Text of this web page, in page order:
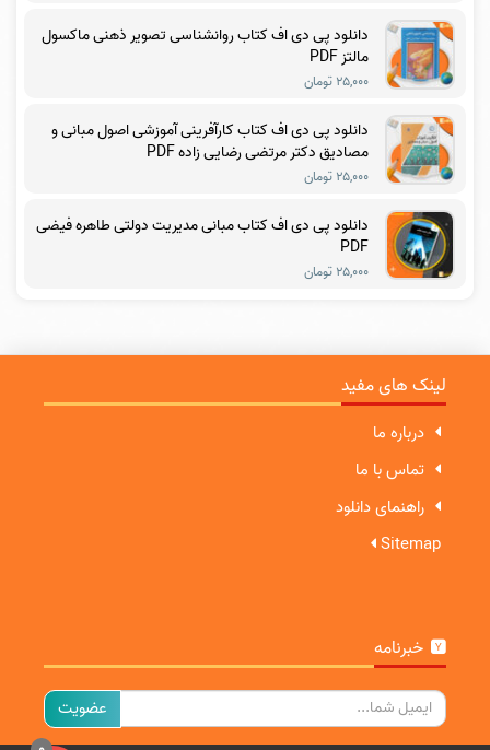
دانلود پی دی اف کتاب روانشناسی تصویر ذهنی ماکسول
مالتز PDF
۲۵,۰۰۰ تومان
دانلود پی دی اف کتاب کارآفرینی آموزشی اصول مبانی و
مصادیق دکتر مرتضی رضایی زاده PDF
۲۵,۰۰۰ تومان
دانلود پی دی اف کتاب مبانی مدیریت دولتی طاهره فیضی
PDF
۲۵,۰۰۰ تومان
لینک های مفید
درباره ما
تماس با ما
راهنمای دانلود
Sitemap
خبرنامه
ایمیل